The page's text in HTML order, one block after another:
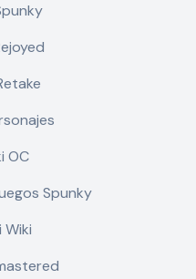
OC
Spunky
Wiki